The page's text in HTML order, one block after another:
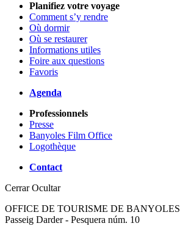
Planifiez votre voyage
Comment s’y rendre
Où dormir
Où se restaurer
Informations utiles
Foire aux questions
Favoris
Agenda
Professionnels
Presse
Banyoles Film Office
Logothèque
Contact
Cerrar Ocultar
OFFICE DE TOURISME DE BANYOLES
Passeig Darder - Pesquera núm. 10